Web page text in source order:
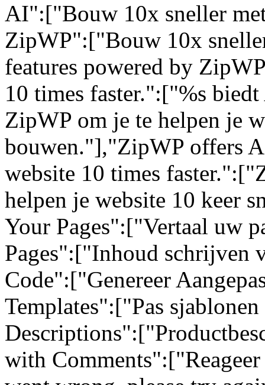
AI":["Bouw 10x sneller
ZipWP":["Bouw 10x
features powered by
10 times faster.":["%s
ZipWP om je te helpen je
bouwen."],"ZipWP offers
website 10 times
helpen je website 10 keer
Your Pages":["Vertaal uw
Pages":["Inhoud schrijven
Code":["Genereer
Templates":["Pas
with